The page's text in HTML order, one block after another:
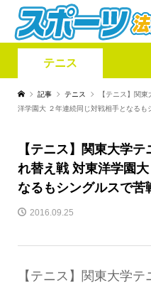
テニス
記事 テニス
【テニス】関
洋学園大 ２年連続同じ対戦相手となるも
【テニス】関東大学
れ替え戦 対東洋学園
なるもシングルスで苦
2016.09.25
【テニス】関東大学